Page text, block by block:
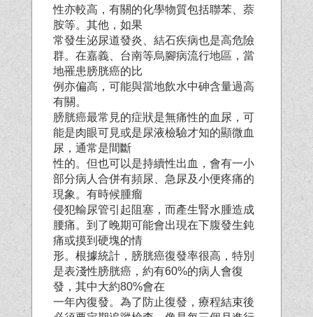
性亦較高，有關的化學物質包括聯苯、萘
胺等。其他，如果
常發生泌尿道發炎、結石疾病也是高危險
群。在嘉義、台南等烏腳病流行地區，當
地罹患膀胱癌的比
例亦偏高，可能與當地飲水中砷含量過高
有關。
膀胱癌最常見的症狀是無痛性的血尿，可
能是肉眼可見或是尿液檢驗才知的顯微血
尿，通常是間斷
性的。但也可以是持續性出血，會有一小
部分病人合併有頻尿、急尿及小便疼痛的
現象。有時候腫瘤
侵犯輸尿管引起阻塞，而產生腎水腫造成
腰痛。到了晚期可能會出現在下腹發生鈍
痛或摸到硬塊的情
形。根據統計，膀胱癌復發率很高，特別
是表淺性膀胱癌，約有60%的病人會復
發，其中大約80%會在
一年內復發。為了防止復發，療程結束後